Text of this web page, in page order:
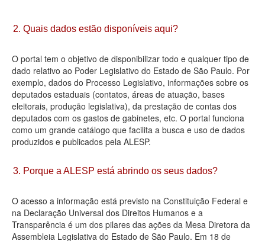
Agenda
Perguntas frequentes
Contato
2. Quais dados estão disponíveis aqui?
O portal tem o objetivo de disponibilizar todo e qualquer tipo de
dado relativo ao Poder Legislativo do Estado de São Paulo. Por
exemplo, dados do Processo Legislativo, informações sobre os
deputados estaduais (contatos, áreas de atuação, bases
eleitorais, produção legislativa), da prestação de contas dos
deputados com os gastos de gabinetes, etc. O portal funciona
como um grande catálogo que facilita a busca e uso de dados
produzidos e publicados pela ALESP.
3. Porque a ALESP está abrindo os seus dados?
O acesso a informação está previsto na Constituição Federal e
na Declaração Universal dos Direitos Humanos e a
Transparência é um dos pilares das ações da Mesa Diretora da
Assembleia Legislativa do Estado de São Paulo. Em 18 de